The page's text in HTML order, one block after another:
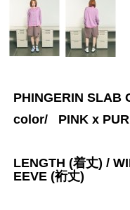
PHINGERIN SLAB
color/ PINK x
LENGTH (着丈) /
EEVE (裄丈)